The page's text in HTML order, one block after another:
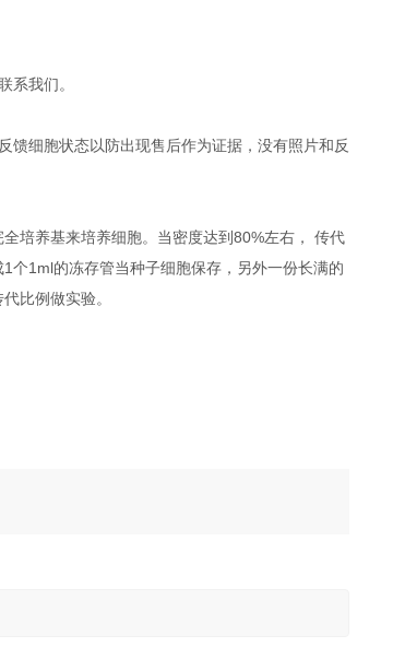
系我们。
馈细胞状态以防出现售后作为证据，没有照片和反
培养基来培养细胞。当密度达到80%左右， 传代
个1ml的冻存管当种子细胞保存，另外一份长满的
比例做实验。